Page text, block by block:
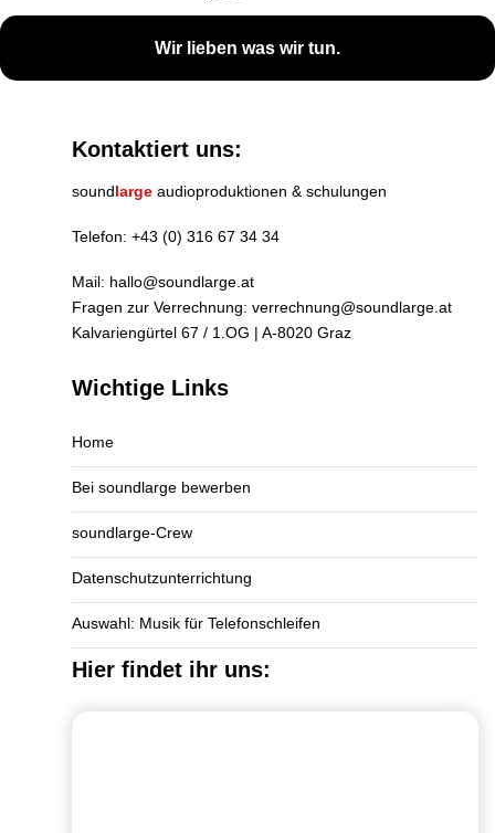
Wir lieben was wir tun.
Kontaktiert uns:
soundlarge audioproduktionen & schulungen
Telefon: +43 (0) 316 67 34 34
Mail: hallo@soundlarge.at
Fragen zur Verrechnung: verrechnung@soundlarge.at
Kalvariengürtel 67 / 1.OG | A-8020 Graz
Wichtige Links
Home
Bei soundlarge bewerben
soundlarge-Crew
Datenschutzunterrichtung
Auswahl: Musik für Telefonschleifen
Hier findet ihr uns: